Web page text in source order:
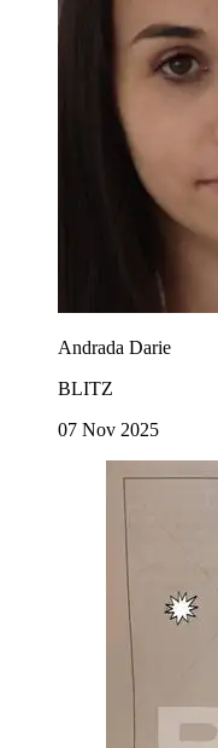
Andrada Darie
BLITZ
07 Nov 2025